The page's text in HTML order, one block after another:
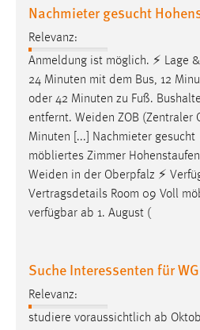
Nachmieter gesucht
Relevanz:
Anmeldung ist möglich. ⚡ Lage
24 Minuten mit dem Bus, 12
oder 42 Minuten zu Fuß.
entfernt. Weiden ZOB (Zentraler
Minuten [...] Nachmieter
möbliertes Zimmer
Weiden in der Oberpfalz ⚡
Vertragsdetails Room 09 Voll
verfügbar ab 1. August (
Suche Interessenten für
Relevanz:
studiere voraussichtlich ab
staticfilecache
Zweck:
Für performante
gespeichert, ob man eingeloggt
Sprachpräferenz
Name:
site-language-preference
Zweck:
Das Cookie speichert die
30 Tage
Chat